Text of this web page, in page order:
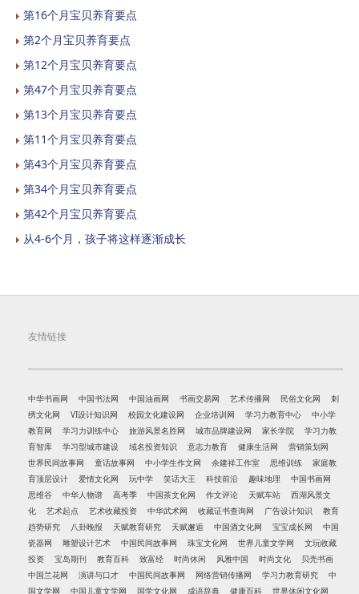
第16个月宝贝养育要点
第2个月宝贝养育要点
第12个月宝贝养育要点
第47个月宝贝养育要点
第13个月宝贝养育要点
第11个月宝贝养育要点
第43个月宝贝养育要点
第34个月宝贝养育要点
第42个月宝贝养育要点
从4-6个月，孩子将这样逐渐成长
友情链接
中华书画网 中国书法网 中国油画网 书画交易网 艺术传播网 民俗文化网
刺
绣文化网
VI设计知识网 校园文化建设网 企业培训网 学习力教育中心
中小学
教育网
学习力训练中心 旅游风景名胜网 城市品牌建设网 家长学院
学习力教
育智库
学习型城市建设 域名投资知识 意志力教育 健康生活网
营销策划网
世界民间故事网
童话故事网 中小学生作文网 余建祥工作室 思维训练
家庭教
育顶层设计
爱情文化网 玩中学 笑话大王 科技前沿 趣味地理
中国书画网
思维谷
中华人物谱 高考季 中国茶文化网 作文评论 天赋车站
西湖风景文
化
艺术起点 艺术收藏投资 中华武术网 收藏证书查询网 广告设计知识
教育
趋势研究
八卦晚报 天赋教育研究 天赋邂逅 中国酒文化网 宝宝成长网
中国
瓷器网
雕塑设计艺术 中国民间故事网 珠宝文化网 世界儿童文学网
文玩收藏
投资
宝岛期刊 教育百科 致富经 时尚休闲 风雅中国 时尚文化
贝壳书画
中国兰花网
演讲与口才 中国民间故事网 网络营销传播网 学习力教育研究
中
国文学网
中国儿童文学网 国学文化网 成语辞典 健康百科 世界休闲文化网